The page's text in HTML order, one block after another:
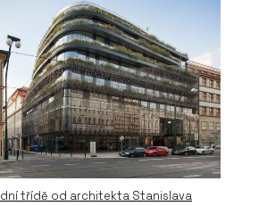
na hraně možností. Parcely
a odborníků ubývá,“ říká
staveb Radek Obst z
třídě od architekta Stanislava